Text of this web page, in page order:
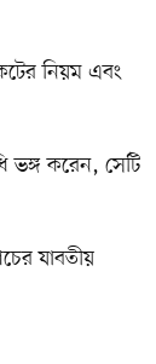
নিয়ম এবং
করেন, সেটি
যাবতীয়